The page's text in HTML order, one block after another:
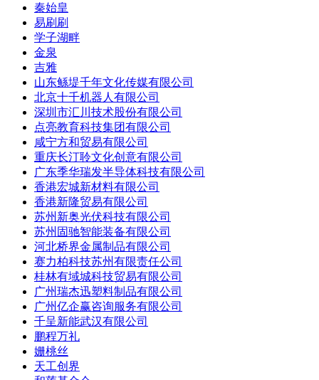
秦始皇
易刷刷
学子湖畔
金泉
吉雅
山东鲧堤千年文化传媒有限公司
北京十千机器人有限公司
深圳市汇川技术股份有限公司
点亮教育科技集团有限公司
咸宁方和贸易有限公司
重庆长汀聆文化创意有限公司
广东季华瑞发半导体科技有限公司
香港宏城新材料有限公司
香港新隆贸易有限公司
苏州新奥光伏科技有限公司
苏州固驰智能装备有限公司
河北桥界金属制品有限公司
赛力柏科技苏州有限责任公司
桂林有域城科技贸易有限公司
广州瑞杰迅塑料制品有限公司
广州亿企赢咨询服务有限公司
千呈新能武汉有限公司
鹏程万礼
姗桃丝
天工创界